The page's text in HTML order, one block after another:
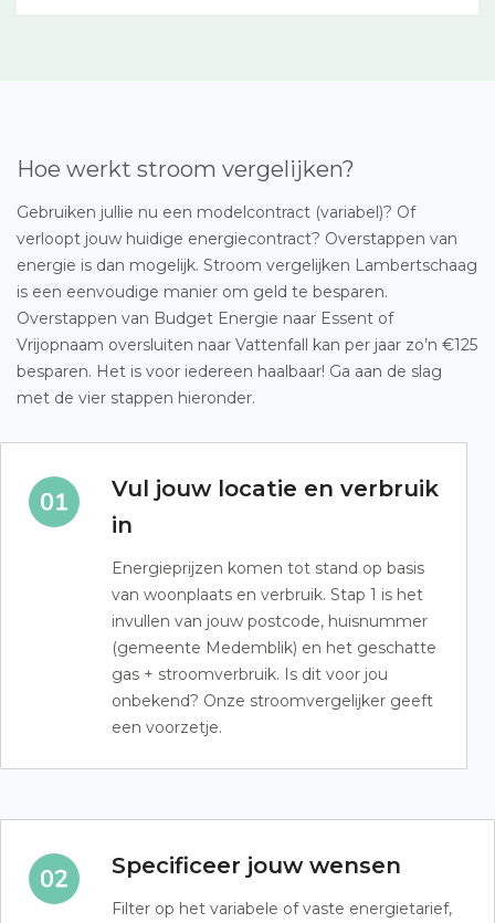
Hoe werkt stroom vergelijken?
Gebruiken jullie nu een modelcontract (variabel)? Of
verloopt jouw huidige energiecontract? Overstappen van
energie is dan mogelijk. Stroom vergelijken Lambertschaag
is een eenvoudige manier om geld te besparen.
Overstappen van Budget Energie naar Essent of
Vrijopnaam oversluiten naar Vattenfall kan per jaar zo’n €125
besparen. Het is voor iedereen haalbaar! Ga aan de slag
met de vier stappen hieronder.
Vul jouw locatie en verbruik
in
Energieprijzen komen tot stand op basis
van woonplaats en verbruik. Stap 1 is het
invullen van jouw postcode, huisnummer
(gemeente Medemblik) en het geschatte
gas + stroomverbruik. Is dit voor jou
onbekend? Onze stroomvergelijker geeft
een voorzetje.
Specificeer jouw wensen
Filter op het variabele of vaste energietarief,